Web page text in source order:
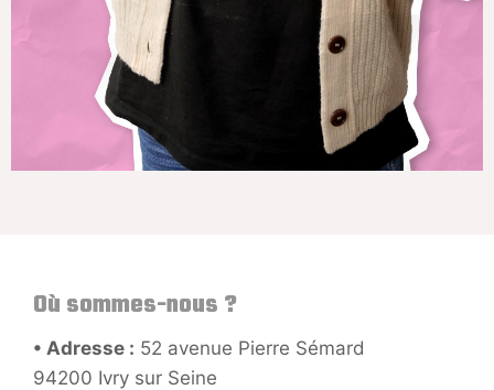
Où sommes-nous ?
• Adresse : 52 avenue Pierre Sémard
94200 Ivry sur Seine